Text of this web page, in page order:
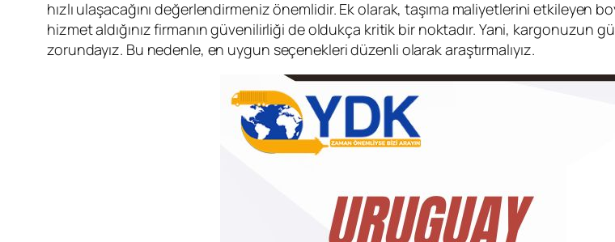
hızlı ulaşacağını değerlendirmeniz önemlidir. Ek olarak, taşıma maliyetlerini etkileyen
hizmet aldığınız firmanın güvenilirliği de oldukça kritik bir noktadır. Yani,
zorundayız. Bu nedenle, en uygun seçenekleri düzenli olarak araştırmalıyız.